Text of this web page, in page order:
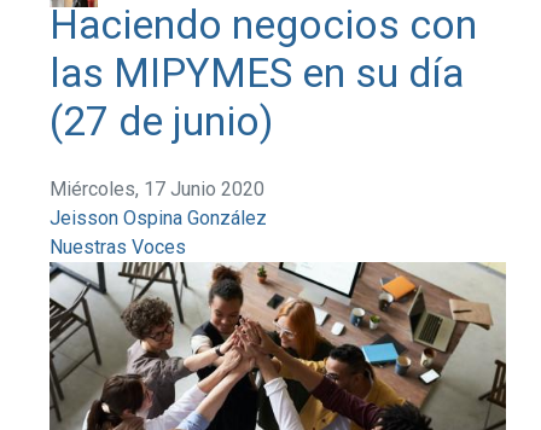
Haciendo negocios con
las MIPYMES en su día
(27 de junio)
Miércoles, 17 Junio 2020
Jeisson Ospina González
Nuestras Voces